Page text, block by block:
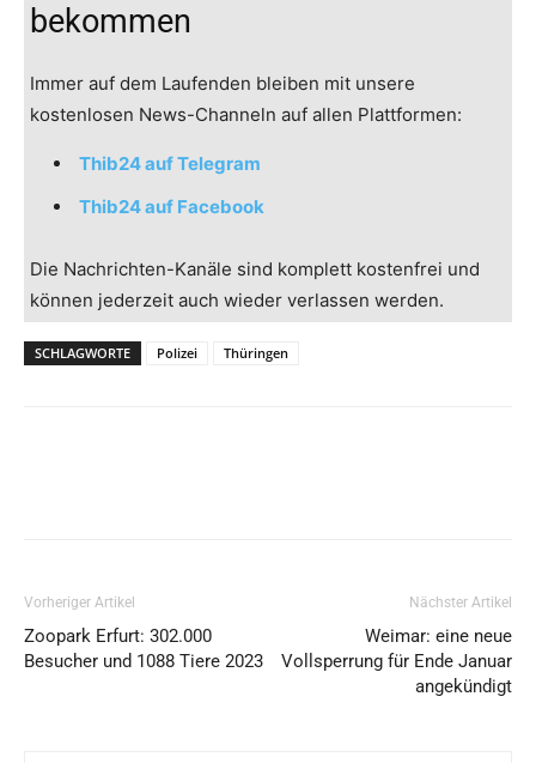
bekommen
Immer auf dem Laufenden bleiben mit unsere
kostenlosen News-Channeln auf allen Plattformen:
Thib24 auf Telegram
Thib24 auf Facebook
Die Nachrichten-Kanäle sind komplett kostenfrei und
können jederzeit auch wieder verlassen werden.
SCHLAGWORTE Polizei Thüringen
Vorheriger Artikel
Zoopark Erfurt: 302.000
Besucher und 1088 Tiere 2023
Nächster Artikel
Weimar: eine neue
Vollsperrung für Ende Januar
angekündigt